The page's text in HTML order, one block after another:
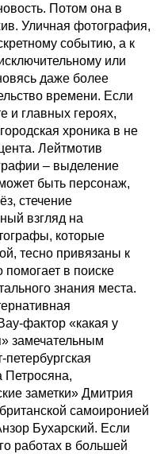
Потом она в
Уличная фотография,
событию, а к
или
даже более
времени. Если
и главных героях,
хроника в не
Лейтмотив
– выделение
быть персонаж,
стечение
взгляд на
которые
тесно привязаны к
в поиске
знания места.
фактор «какая у
замечательным
Петросяна,
заметки» Дмитрия
самоиронией
Бухарский. Если
работах в большей